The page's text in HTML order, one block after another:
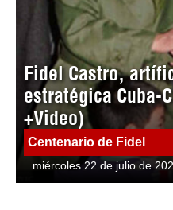
Fidel Castro,
estratégica Cuba-
+Video)
Centenario de Fidel
miércoles 22 de julio de